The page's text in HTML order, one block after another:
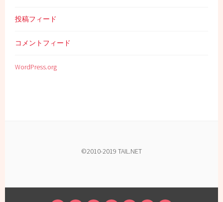
投稿フィード
コメントフィード
WordPress.org
©2010-2019 TAIL.NET